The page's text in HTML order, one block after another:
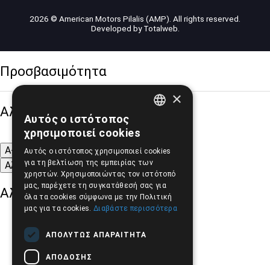
2026 © American Motors Pilalis (AMP). All rights reserved.
Developed byTotalweb
Προσβασιμότητα
Αλλαγή Μεγέθους
A- A+
A
Αλλαγή Γραμματοσειράς
Αλλαγή Χρώματος
×
Αυτός ο ιστότοπος
χρησιμοποιεί cookies
Αυτός ο ιστότοπος χρησιμοποιεί cookies
για τη βελτίωση της εμπειρίας των
χρηστών. Χρησιμοποιώντας τον ιστότοπό
μας, παρέχετε τη συγκατάθεσή σας για
όλα τα cookies σύμφωνα με την Πολιτική
μας για τα cookies. Διαβάστε περισσότερα
ΑΠΟΛΎΤΩΣ ΑΠΑΡΑΊΤΗΤΑ
ΑΠΌΔΟΣΗΣ